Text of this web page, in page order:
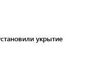
укрытие